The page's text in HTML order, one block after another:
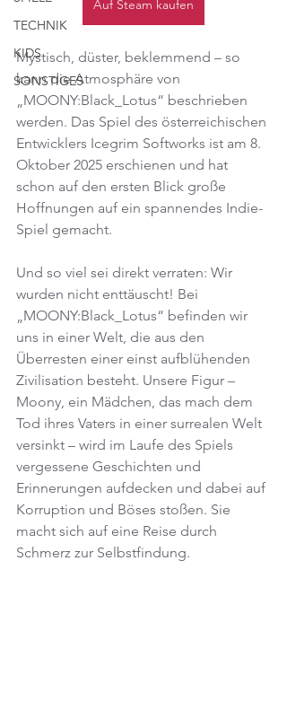
TECHNIK
KIDS
SONSTIGES
Auf Steam kaufen
Mystisch, düster, beklemmend – so
kann die Atmosphäre von
„MOONY:Black_Lotus“ beschrieben
werden. Das Spiel des österreichischen
Entwicklers Icegrim Softworks ist am 8.
Oktober 2025 erschienen und hat
schon auf den ersten Blick große
Hoffnungen auf ein spannendes Indie-
Spiel gemacht.
Und so viel sei direkt verraten: Wir
wurden nicht enttäuscht! Bei
„MOONY:Black_Lotus“ befinden wir
uns in einer Welt, die aus den
Überresten einer einst aufblühenden
Zivilisation besteht. Unsere Figur –
Moony, ein Mädchen, das mach dem
Tod ihres Vaters in einer surrealen Welt
versinkt – wird im Laufe des Spiels
vergessene Geschichten und
Erinnerungen aufdecken und dabei auf
Korruption und Böses stoßen. Sie
macht sich auf eine Reise durch
Schmerz zur Selbstfindung.